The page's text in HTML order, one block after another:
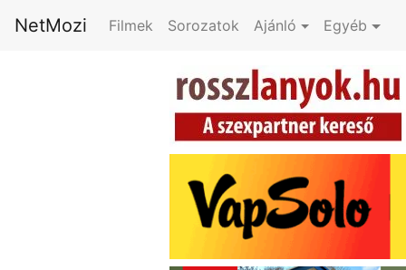
NetMozi Filmek Sorozatok Ajánló Egyéb